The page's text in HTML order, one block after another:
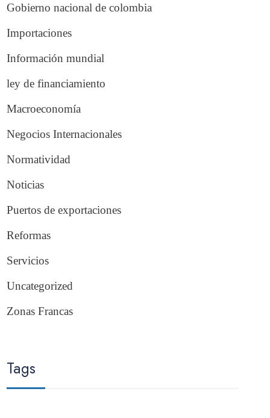
Gobierno nacional de colombia
Importaciones
Información mundial
ley de financiamiento
Macroeconomía
Negocios Internacionales
Normatividad
Noticias
Puertos de exportaciones
Reformas
Servicios
Uncategorized
Zonas Francas
Tags